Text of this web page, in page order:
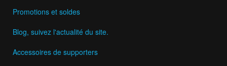
Promotions et soldes
Blog, suivez l'actualité du site.
Accessoires de supporters